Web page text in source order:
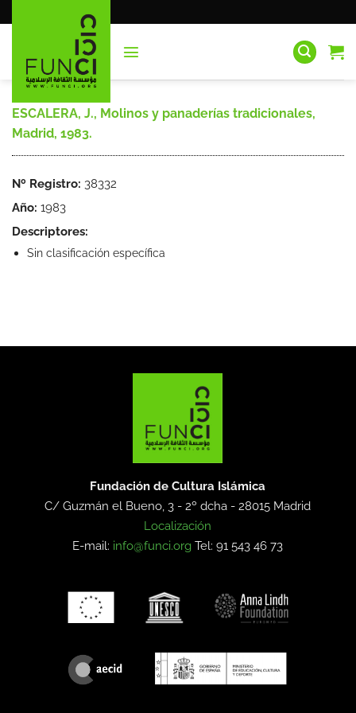
al
ESCALERA, J., Molinos y panaderías tradicionales,
Madrid, 1983.
Nº Registro: 38332
Año: 1983
Descriptores:
Sin clasificación específica
Fundación de Cultura Islámica
C/ Guzmán el Bueno, 3 - 2º dcha -28015 Madrid
Localización
E-mail: info@funci.org Tel: 91 543 46 73